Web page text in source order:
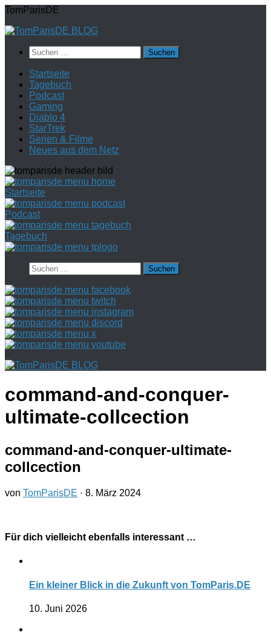
Zum
springen
TomParisDE
Suchen
nach:
Startseite
Tagebuch
Podcast
Gaming
Diablo 4
StarTrek
Serien & Filme
Neues aus dem Netz
Startseite
Podcast
Tagebuch
Suchen
nach:
command-and-conquer-
ultimate-collcection
command-and-conquer-ultimate-
collcection
von TomParisDE · 8. März 2024
Für dich vielleicht ebenfalls interessant …
Ein kleiner Blick in die Zukunft von TomParis.DE
10. Juni 2026